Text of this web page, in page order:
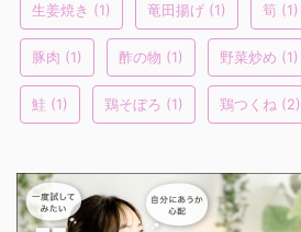
生姜焼き (1) 竜田揚げ (1) 筍 (1)
豚肉 (1) 酢の物 (1) 野菜炒め (1)
鮭 (1) 鶏そぼろ (1) 鶏つくね (2)